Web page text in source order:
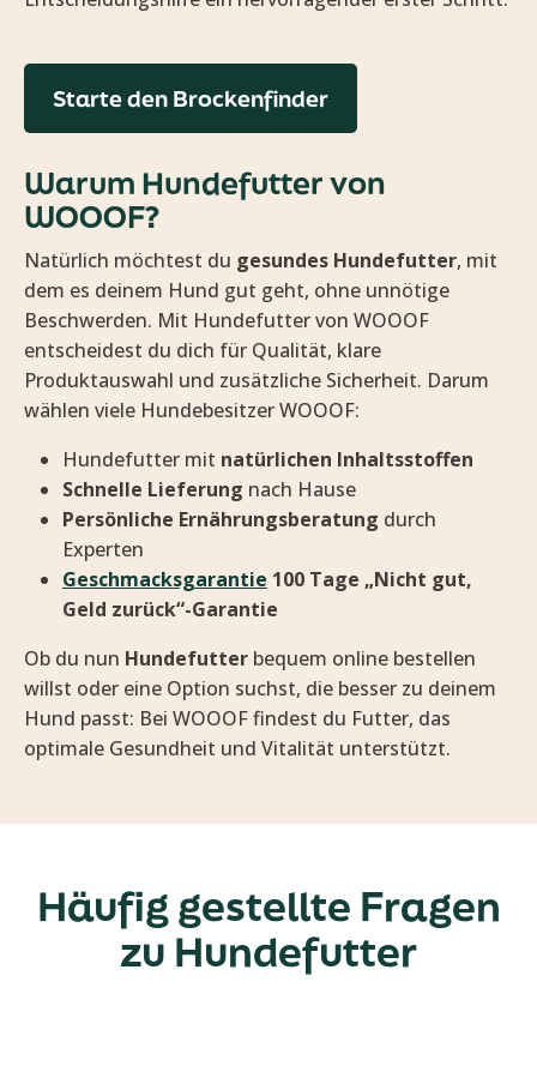
Starte den Brockenfinder
Warum Hundefutter von
WOOOF?
Natürlich möchtest du gesundes Hundefutter, mit
dem es deinem Hund gut geht, ohne unnötige
Beschwerden. Mit Hundefutter von WOOOF
entscheidest du dich für Qualität, klare
Produktauswahl und zusätzliche Sicherheit. Darum
wählen viele Hundebesitzer WOOOF:
Hundefutter mit natürlichen Inhaltsstoffen
Schnelle Lieferung nach Hause
Persönliche Ernährungsberatung durch
Experten
Geschmacksgarantie 100 Tage „Nicht gut,
Geld zurück“-Garantie
Ob du nun Hundefutter bequem online bestellen
willst oder eine Option suchst, die besser zu deinem
Hund passt: Bei WOOOF findest du Futter, das
optimale Gesundheit und Vitalität unterstützt.
Häufig gestellte Fragen
zu Hundefutter